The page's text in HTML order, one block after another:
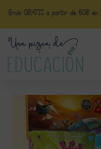
Envío GRATIS a partir de 50€ en